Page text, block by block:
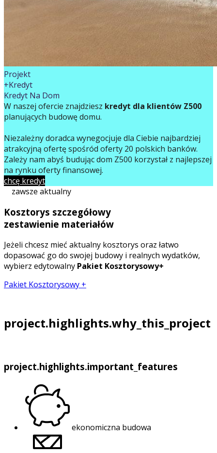
Projekt
+Kredyt
Kredyt Na Dom
W naszej ofercie znajdziesz kredyt dla klientów Z500
planujących budowę domu.
Niezależny doradca wynegocjuje dla Ciebie najbardziej
atrakcyjną ofertę spośród oferty 20 polskich banków.
Zależy nam abyś budując dom Z500 korzystał z najlepszej
na rynku oferty finansowej.
chcę kredyt
zawsze aktualny
Kosztorys szczegółowy
zestawienie materiałów
Jeżeli chcesz mieć aktualny kosztorys oraz łatwo
dopasować go do swojej budowy i realnych wydatków,
wybierz edytowalny Pakiet Kosztorysowy+
Pakiet Kosztorysowy +
project.highlights.why_this_project
project.highlights.important_features
ekonomiczna budowa